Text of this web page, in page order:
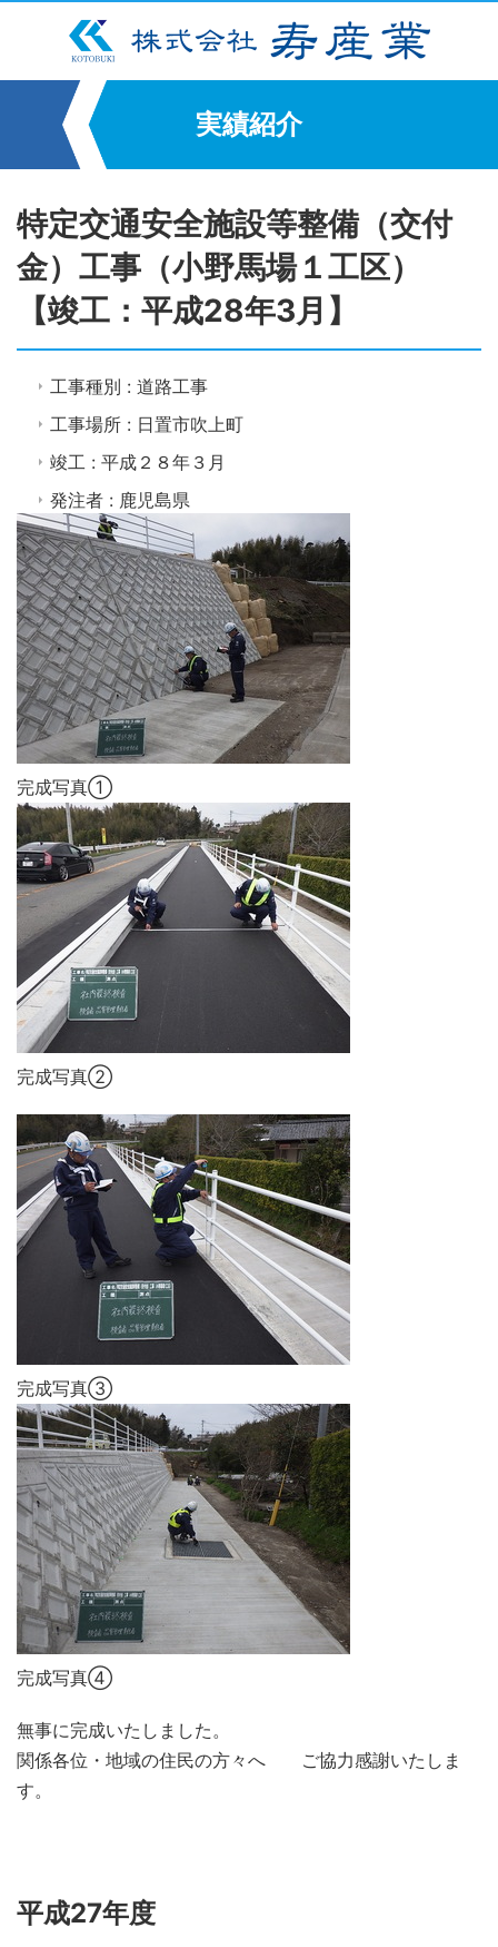
実績紹介
特定交通安全施設等整備（交付
金）工事（小野馬場１工区）
【竣工：平成28年3月】
工事種別 : 道路工事
工事場所 : 日置市吹上町
竣工 : 平成２８年３月
発注者 : 鹿児島県
完成写真①
完成写真②
完成写真③
完成写真④
無事に完成いたしました。
関係各位・地域の住民の方々へ ご協力感謝いたしま
す。
平成27年度